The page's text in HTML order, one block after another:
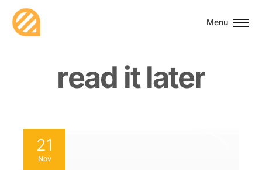
Menu
read it later
21
Nov